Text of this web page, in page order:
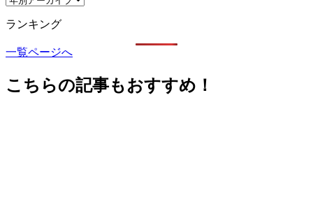
ランキング
一覧ページへ
こちらの記事もおすすめ！